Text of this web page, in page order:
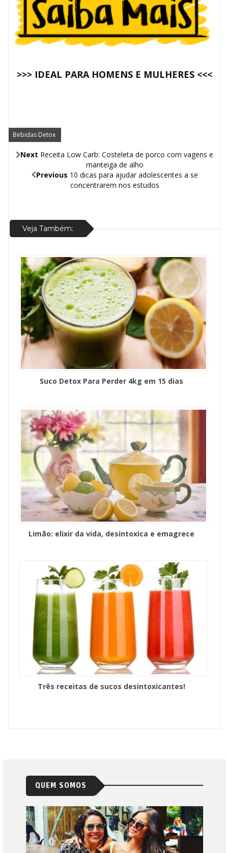
Bebidas Detox
>>> IDEAL PARA HOMENS E MULHERES <<<
Next Receita Low Carb: Costeleta de porco com vagens e
manteiga de alho
Previous 10 dicas para ajudar adolescentes a se
concentrarem nos estudos
Veja Também:
Suco Detox Para Perder 4kg em 15 dias
Limão: elixir da vida, desintoxica e emagrece
Três receitas de sucos desintoxicantes!
QUEM SOMOS